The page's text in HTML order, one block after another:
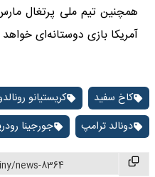
همچنین تیم ملی پرتغال مارس
آمریکا بازی دوستانه‌ای
کاخ سفید کریستیانو
دونالد ترامپ
جورجینا
news-8364